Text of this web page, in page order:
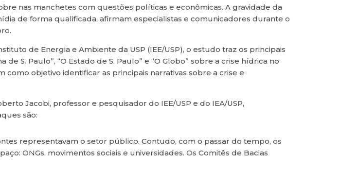
nas manchetes com questões políticas e econômicas. A gravidade da
de forma qualificada, afirmam especialistas e comunicadores durante o
de Energia e Ambiente da USP (IEE/USP), o estudo traz os principais
S. Paulo”, “O Estado de S. Paulo” e “O Globo” sobre a crise hídrica no
como objetivo identificar as principais narrativas sobre a crise e
Jacobi, professor e pesquisador do IEE/USP e do IEA/USP,
são:
representavam o setor público. Contudo, com o passar do tempo, os
ONGs, movimentos sociais e universidades. Os Comitês de Bacias